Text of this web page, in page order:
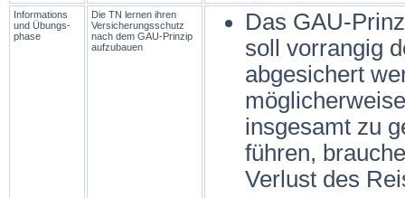
Informations
und Übungs­
phase
Die TN lernen ihren
Versicherungsschutz
nach dem GAU-Prinzip
aufzubauen
Das GAU-
soll vorrangig
abgesichert
insgesamt zu
führen,
Verlust des